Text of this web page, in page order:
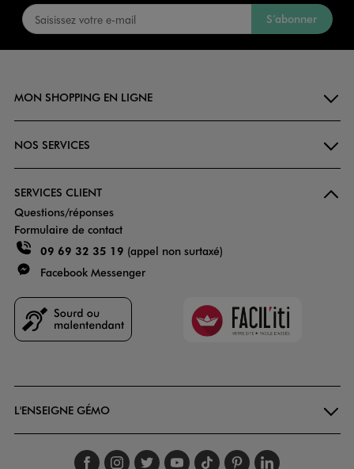
S’abonner
MON SHOPPING EN LIGNE
NOS SERVICES
SERVICES CLIENT
Questions/réponses
Formulaire de contact
09 69 32 35 19 (appel non surtaxé)
Facebook Messenger
Faciliti
L'ENSEIGNE GÉMO